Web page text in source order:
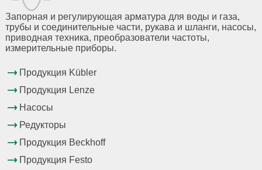
Запорная и регулирующая арматура для воды и газа,
трубы и соединительные части, рукава и шланги, насосы,
приводная техника, преобразователи частоты,
измерительные приборы.
Продукция Kübler
Продукция Lenze
Насосы
Редукторы
Продукция Beckhoff
Продукция Festo